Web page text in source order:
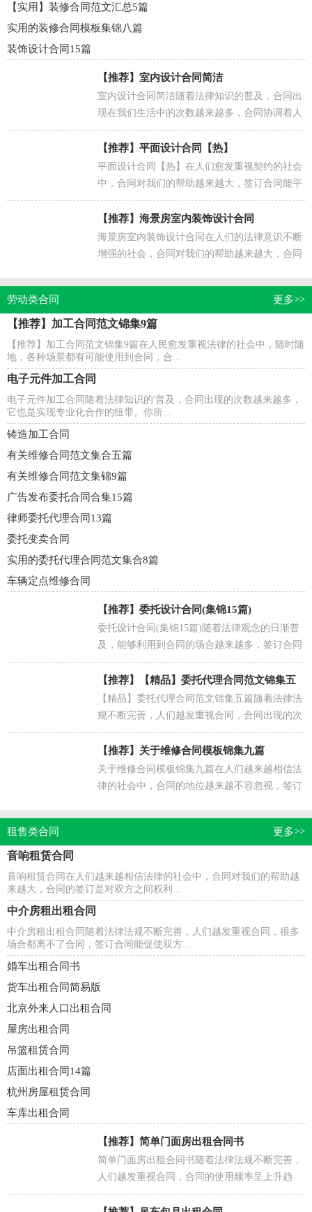
【实用】装修合同范文汇总5篇
实用的装修合同模板集锦八篇
装饰设计合同15篇
【推荐】 室内设计合同简洁
室内设计合同简洁随着法律知识的普及，合同出
现在我们生活中的次数越来越多，合同协调着人
与人，人与事之间的关系。那么合同要怎么拟
定？想必这让大...
【推荐】 平面设计合同【热】
平面设计合同【热】在人们愈发重视契约的社会
中，合同对我们的帮助越来越大，签订合同能平
衡双方当事人的平等地位。那么常见的合同书是
什么样的...
【推荐】 海景房室内装饰设计合同
海景房室内装饰设计合同在人们的法律意识不断
增强的社会，合同对我们的帮助越来越大，合同
细的合同要...
劳动类合同 更多>>
【推荐】加工合同范文锦集9篇
【推荐】加工合同范文锦集9篇在人民愈发重视法律的社会中，随时随
地，各种场景都有可能使用到合同，合...
电子元件加工合同
电子元件加工合同随着法律知识的'普及，合同出现的次数越来越多，
它也是实现专业化合作的纽带。你所...
铸造加工合同
有关维修合同范文集合五篇
有关维修合同范文集锦9篇
广告发布委托合同合集15篇
律师委托代理合同13篇
委托变卖合同
实用的委托代理合同范文集合8篇
车辆定点维修合同
【推荐】 委托设计合同(集锦15篇)
委托设计合同(集锦15篇)随着法律观念的日渐普
及，能够利用到合同的场合越来越多，签订合同
能促使双方规范地承诺和履行合作。相信大家又
在为写合...
【推荐】
【精品】委托代理合同范文锦集五
篇
【精品】委托代理合同范文锦集五篇随着法律法
规不断完善，人们越发重视合同，合同出现的次
数越来越多，签订合同是减少和防止发生争议的
重要措施。...
【推荐】 关于维修合同模板锦集九篇
关于维修合同模板锦集九篇在人们越来越相信法
律的社会中，合同的地位越来越不容忽视，签订
了，到底应...
租售类合同 更多>>
音响租赁合同
音响租赁合同在人们越来越相信法律的社会中，合同对我们的帮助越
来越大，合同的签订是对双方之间权利...
中介房租出租合同
中介房租出租合同随着法律法规不断完善，人们越发重视合同，很多
场合都离不了合同，签订合同能促使双方...
婚车出租合同书
货车出租合同简易版
北京外来人口出租合同
屋房出租合同
吊篮租赁合同
店面出租合同14篇
杭州房屋租赁合同
车库出租合同
【推荐】 简单门面房出租合同书
简单门面房出租合同书随着法律法规不断完善，
人们越发重视合同，合同的使用频率呈上升趋
势，它可以保护民事法律关系。相信很多朋友都